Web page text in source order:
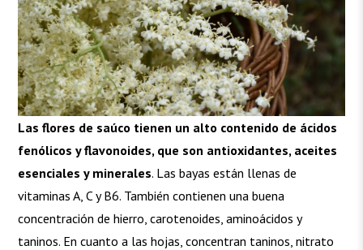
Las flores de saúco tienen un alto contenido de ácidos
fenólicos y flavonoides, que son antioxidantes, aceites
esenciales y minerales. Las bayas están llenas de
vitaminas A, C y B6. También contienen una buena
concentración de hierro, carotenoides, aminoácidos y
taninos. En cuanto a las hojas, concentran taninos, nitrato